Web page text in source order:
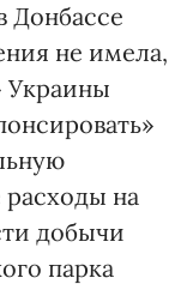
Донбассе
не имела,
Украины
на
добычи
парка